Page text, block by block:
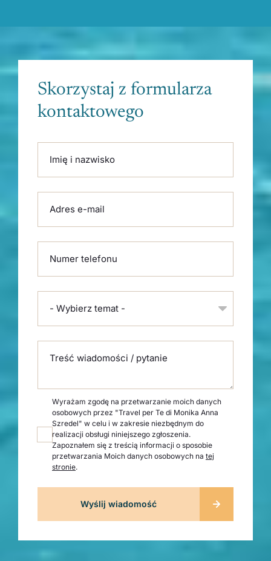
Skorzystaj z formularza
kontaktowego
Imię i nazwisko
Adres e-mail
Numer telefonu
- Wybierz temat -
Treść wiadomości / pytanie
Wyrażam zgodę na przetwarzanie moich danych
osobowych przez "Travel per Te di Monika Anna
Szredel" w celu i w zakresie niezbędnym do
realizacji obsługi niniejszego zgłoszenia.
Zapoznałem się z treścią informacji o sposobie
przetwarzania Moich danych osobowych na tej
stronie.